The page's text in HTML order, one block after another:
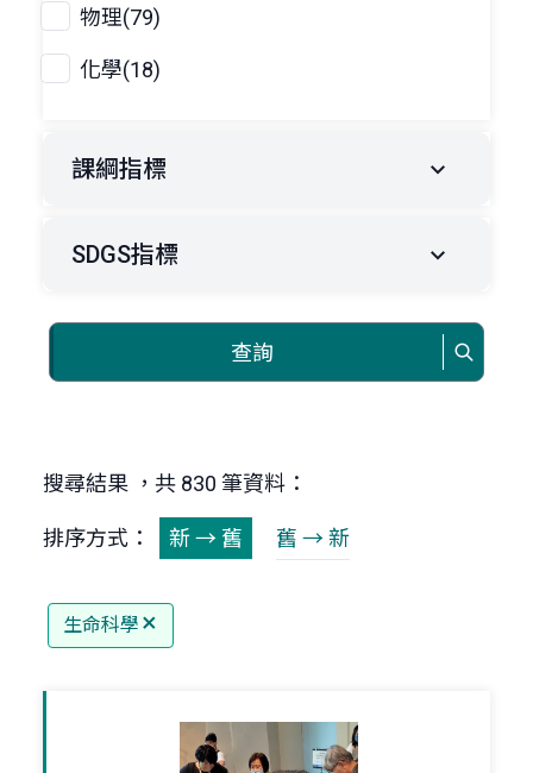
物理(79)
化學(18)
課綱指標
SDGS指標
查詢
搜尋結果 ，共 830 筆資料：
排序方式： 新 → 舊 舊 → 新
生命科學